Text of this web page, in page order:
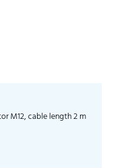
M12, cable length 2 m